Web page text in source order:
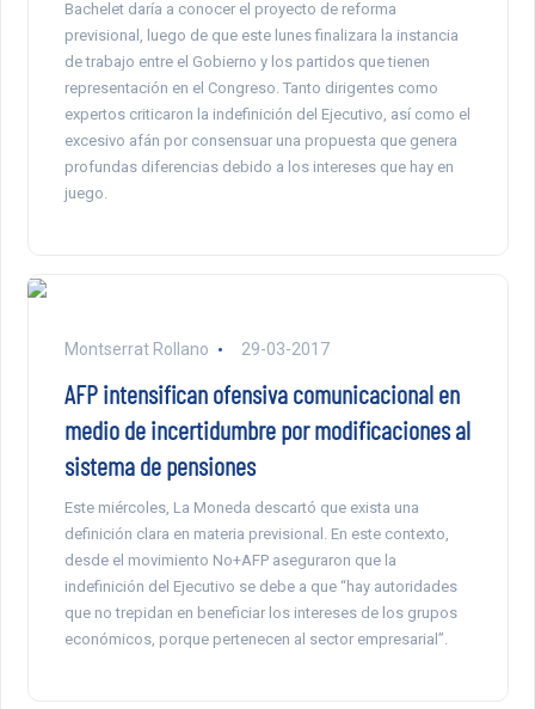
Bachelet daría a conocer el proyecto de reforma
previsional, luego de que este lunes finalizara la instancia
de trabajo entre el Gobierno y los partidos que tienen
representación en el Congreso. Tanto dirigentes como
expertos criticaron la indefinición del Ejecutivo, así como el
excesivo afán por consensuar una propuesta que genera
profundas diferencias debido a los intereses que hay en
juego.
Montserrat Rollano 29-03-2017
AFP intensifican ofensiva comunicacional en
medio de incertidumbre por modificaciones al
sistema de pensiones
Este miércoles, La Moneda descartó que exista una
definición clara en materia previsional. En este contexto,
desde el movimiento No+AFP aseguraron que la
indefinición del Ejecutivo se debe a que “hay autoridades
que no trepidan en beneficiar los intereses de los grupos
económicos, porque pertenecen al sector empresarial”.